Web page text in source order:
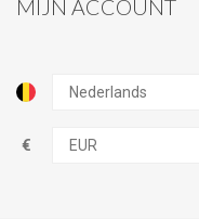
MIJN ACCOUNT
€